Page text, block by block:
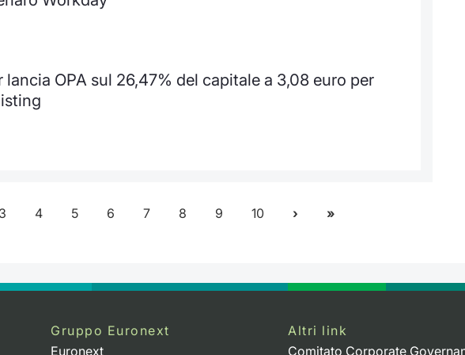
lancia OPA sul 26,47% del capitale a 3,08 euro per
3 4 5 6 7 8 9 10
Gruppo Euronext
Euronext
Altri link
Comitato Corporate